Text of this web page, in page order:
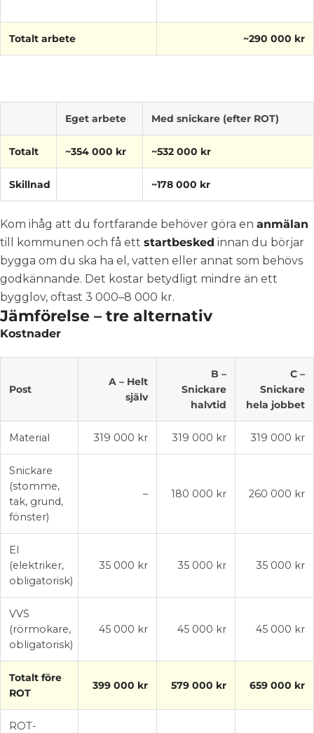
Totalt arbete ~290 000 kr
Eget arbete Med snickare (efter ROT)
Totalt ~354 000 kr ~532 000 kr
Skillnad ~178 000 kr
Kom ihåg att du fortfarande behöver göra en anmälan
till kommunen och få ett startbesked innan du börjar
bygga om du ska ha el, vatten eller annat som behövs
godkännande. Det kostar betydligt mindre än ett
bygglov, oftast 3 000–8 000 kr.
Jämförelse – tre alternativ
Kostnader
Post
A – Helt
själv
B –
Snickare
halvtid
C –
Snickare
hela jobbet
Material 319 000 kr 319 000 kr 319 000 kr
Snickare
(stomme,
tak, grund,
fönster)
– 180 000 kr 260 000 kr
El
(elektriker,
obligatorisk)
35 000 kr 35 000 kr 35 000 kr
VVS
(rörmokare,
obligatorisk)
45 000 kr 45 000 kr 45 000 kr
Totalt före
ROT
399 000 kr 579 000 kr 659 000 kr
ROT-